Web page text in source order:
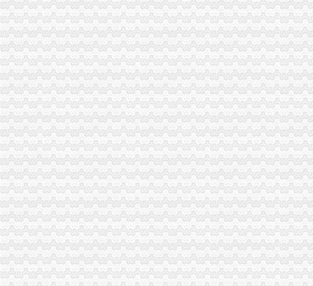
广州申请进出口权进出口权办理流程进出口权申请条件-广告信息-番
办理进出口权进出口许可申请条件是什么需要哪些资料_2017新资质
【广州申请进出口权进出口权办理流程进出口权申请条件】-广州东山
供应广州进出口权申请条件（图）-供应信息-环球经贸网
商务部公告2014年第80号公布《2015年原油非国营贸易进口企业申请
广州申请进出口权的流程广州申请进出口权的条件_申请广州进出口权_
货物进出口权申请条件及代理费用-北京便民网
广州进出口权申请的条件-准信儿分类信息
暂时进出口货物的范围或申请条件（图）-供应信息-环球经贸网
企业如何办理进出口权？申请进出口权的条件及流程？—多有米
进出口权办理流程进出口权申请条件2017/9/2815:05:05-猛犬酒吧-
广州申请进出口权进出口权办理流程进出口权申请条件-广州58同城
进出口权申请条件需要什么条件？-一般商务服务-久久信息网
申请进出口权的条件？_商业_天涯问答_天涯社区
深圳公司申请进出口权；申请进出口权的条件-产品网
申请一般贸易进出口公司有什么条件？-外经贸
如何办理进出口权广州公司进出口权申请条件图片,如何办理进出口权
北京进出口权的申请条件流程和资料-直辖市北京专利服务信息
上海企业进出口权的申请条件_搜狐文化_搜狐网
【广州企业办理进出口权、进出口权申请条件】厂家,价格,图片_广